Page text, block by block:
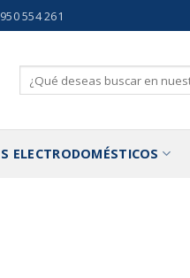
554 261
Buscar
por:
ELECTRODOMÉSTICOS